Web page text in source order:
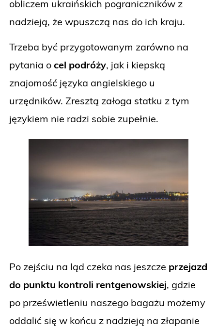
obliczem ukraińskich pograniczników z
nadzieją, że wpuszczą nas do ich kraju.
Trzeba być przygotowanym zarówno na
pytania o cel podróży, jak i kiepską
znajomość języka angielskiego u
urzędników. Zresztą załoga statku z tym
językiem nie radzi sobie zupełnie.
Po zejściu na ląd czeka nas jeszcze przejazd
do punktu kontroli rentgenowskiej, gdzie
po prześwietleniu naszego bagażu możemy
oddalić się w końcu z nadzieją na złapanie